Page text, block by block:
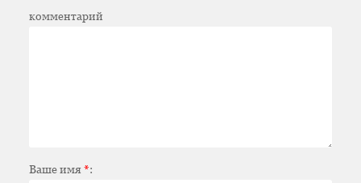
комментарий
Ваше имя*: